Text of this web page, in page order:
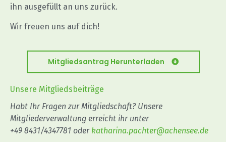
ihn ausgefüllt an uns zurück.
Wir freuen uns auf dich!
Mitgliedsantrag Herunterladen
Unsere Mitgliedsbeiträge
Habt Ihr Fragen zur Mitgliedschaft? Unsere
Mitgliederverwaltung erreicht ihr unter
+49 8431/4347781 oder katharina.pachter@achensee.de